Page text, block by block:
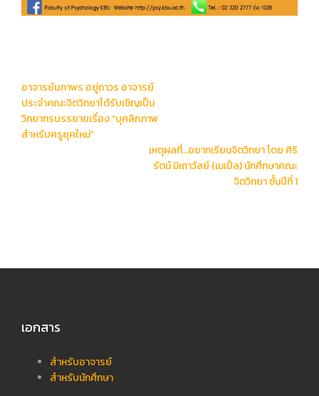
Post
navigation
อาจารย์นภาพร อยู่ถาวร อาจารย์
ประจำคณะจิตวิทยาได้รับเชิญเป็น
วิทยากรบรรยายเรื่อง “บุคลิกภาพ
สำหรับครูยุคใหม่”
เหตุผลที่…อยากเรียนจิตวิทยา โดย ศิริ
รัตน์ มิเถาวัลย์ (เมเปิ้ล) นักศึกษาคณะ
จิตวิทยา ชั้นปีที่ 1
เอกสาร
สำหรับอาจารย์
สำหรับนักศึกษา